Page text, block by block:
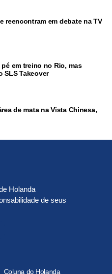
reencontram em debate na TV
em treino no Rio, mas
SLS Takeover
de mata na Vista Chinesa,
Holanda
de seus
Coluna do Holanda